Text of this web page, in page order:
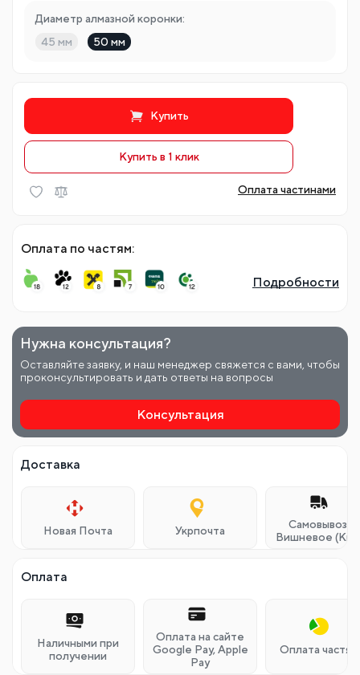
Диаметр алмазной коронки:
45 мм
50 мм
Купить
Купить в 1 клик
Оплата частинами
Оплата по частям:
Подробности
Нужна консультация?
Оставляйте заявку, и наш менеджер свяжется с вами, чтобы
проконсультировать и дать ответы на вопросы
Консультация
Доставка
Новая Почта Укрпочта
Самовывоз г.
Вишневое
Оплата
Наличными при
получении
Оплата на сайте
Google Pay, Apple
Pay
Оплата